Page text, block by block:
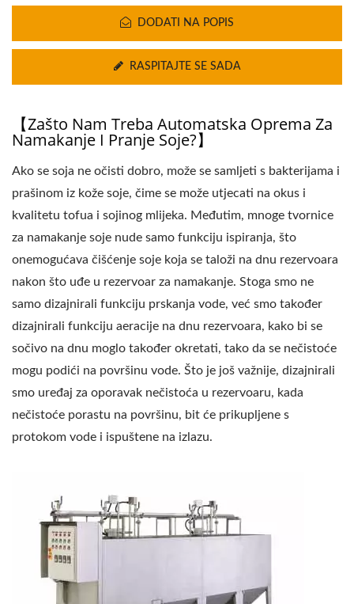
DODATI NA POPIS
RASPITAJTE SE SADA
【Zašto Nam Treba Automatska Oprema Za
Namakanje I Pranje Soje?】
Ako se soja ne očisti dobro, može se samljeti s bakterijama i
prašinom iz kože soje, čime se može utjecati na okus i
kvalitetu tofua i sojinog mlijeka. Međutim, mnoge tvornice
za namakanje soje nude samo funkciju ispiranja, što
onemogućava čišćenje soje koja se taloži na dnu rezervoara
nakon što uđe u rezervoar za namakanje. Stoga smo ne
samo dizajnirali funkciju prskanja vode, već smo također
dizajnirali funkciju aeracije na dnu rezervoara, kako bi se
sočivo na dnu moglo također okretati, tako da se nečistoće
mogu podići na površinu vode. Što je još važnije, dizajnirali
smo uređaj za oporavak nečistoća u rezervoaru, kada
nečistoće porastu na površinu, bit će prikupljene s
protokom vode i ispuštene na izlazu.